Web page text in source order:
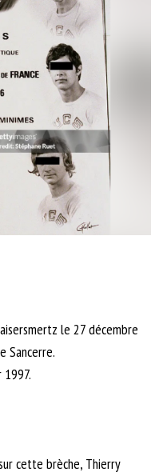
le 27 décembre
Sancerre.
cette brèche, Thierry